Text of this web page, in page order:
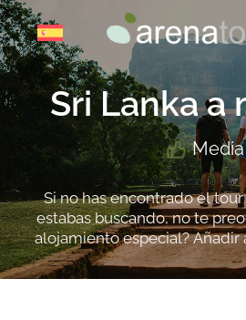
Saltar
al
contenido
Sri Lanka a
Media
Si no has encontrado el
estabas buscando, no te preocupes!
alojamiento especial? Añadir
visita extra? O más tiempo
tranquilidad un lugar